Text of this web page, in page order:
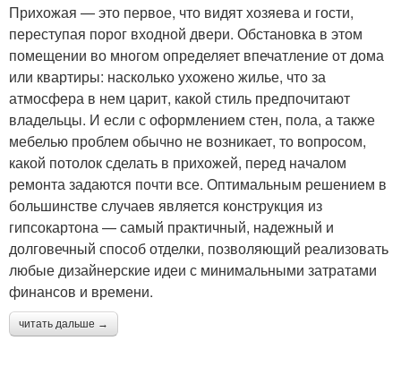
Прихожая — это первое, что видят хозяева и гости,
переступая порог входной двери. Обстановка в этом
помещении во многом определяет впечатление от дома
или квартиры: насколько ухожено жилье, что за
атмосфера в нем царит, какой стиль предпочитают
владельцы. И если с оформлением стен, пола, а также
мебелью проблем обычно не возникает, то вопросом,
какой потолок сделать в прихожей, перед началом
ремонта задаются почти все. Оптимальным решением в
большинстве случаев является конструкция из
гипсокартона — самый практичный, надежный и
долговечный способ отделки, позволяющий реализовать
любые дизайнерские идеи с минимальными затратами
финансов и времени.
читать дальше →